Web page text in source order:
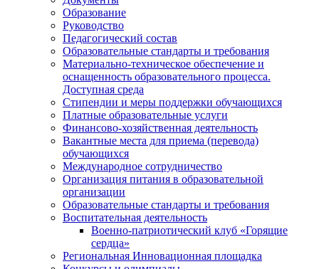
Образование
Руководство
Педагогический состав
Образовательные стандарты и требования
Материально-техническое обеспечение и
оснащенность образовательного процесса.
Доступная среда
Стипендии и меры поддержки обучающихся
Платные образовательные услуги
Финансово-хозяйственная деятельность
Вакантные места для приема (перевода)
обучающихся
Международное сотрудничество
Организация питания в образовательной
организации
Образовательные стандарты и требования
Воспитательная деятельность
Военно-патриотический клуб «Горящие
сердца»
Региональная Инновационная площадка